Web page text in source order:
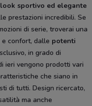
look sportivo ed elegante
prestazioni incredibili. Se
di serie, troverai una
confort, dalle potenti
in grado di
ieri vengono prodotti vari
che siano in
di tutti. Design ricercato,
ma anche